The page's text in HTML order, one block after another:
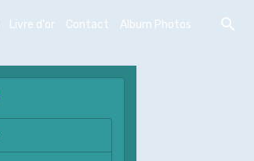
Livre d'or Contact Album Photos